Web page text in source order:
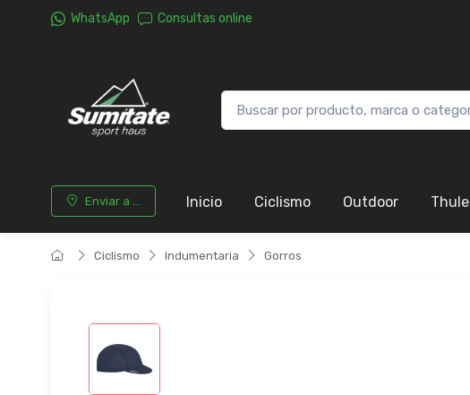
WhatsApp Consultas online
Enviar a ... Inicio Ciclismo Outdoor Thule
Ciclismo Indumentaria Gorros